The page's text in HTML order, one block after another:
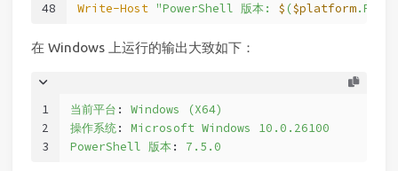
48
Write-Host "PowerShell 版本: $ ($platform
在 Windows 上运行的输出大致如下：
1
2
3
当前平台 :
Windows (X64)
操作系统:
Microsoft Windows 10.0.26100
PowerShell 版本: 7.5.0